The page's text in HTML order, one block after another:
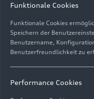
ImpressumRechtliches
Funktionale Cookies
Funktionale Cookies
Speichern der
Benutzername,
Benutzerfreundlichkeit zu
Performance Cookies